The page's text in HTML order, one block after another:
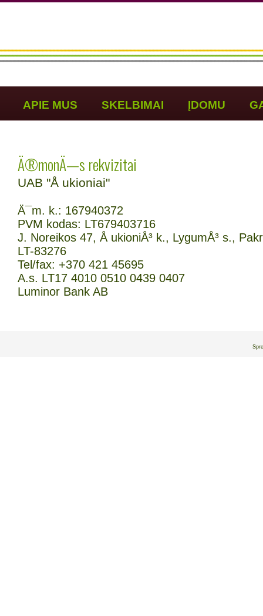
APIE MUS SKELBIMAI ĮDOMU
Ä®monÄ—s rekvizitai
UAB "Å ukioniai"
Ä¯m. k.: 167940372
PVM kodas: LT679403716
J. Noreikos 47, Å ukioniÅ³ k., LygumÅ³ s.,
LT-83276
Tel/fax: +370 421 45695
A.s. LT17 4010 0510 0439 0407
Luminor Bank AB